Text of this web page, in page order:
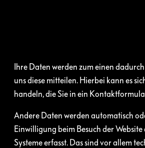
Ihre Daten werden zum einen
uns diese mitteilen. Hierbei kann es
handeln, die Sie in ein
Andere Daten werden automatisch
Einwilligung beim Besuch der Website
Systeme erfasst. Das sind vor allem